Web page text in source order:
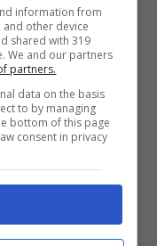
doni volume
con ilcontrasto
occhi e
tra ilblu
arrivare al
e ’90 è
illuminato da
I colori metallici
per viso e
information from
other device
shared with 319
We and our partners
partners.
data on the basis
to by managing
bottom of this page
consent in privacy